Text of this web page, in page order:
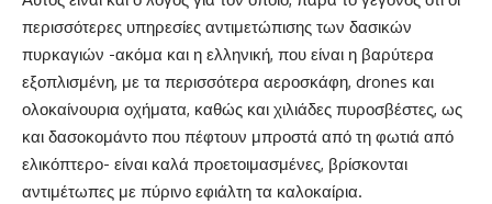
περισσότερες υπηρεσίες αντιμετώπισης των δασικών
πυρκαγιών -ακόμα και η ελληνική, που είναι η βαρύτερα
εξοπλισμένη, με τα περισσότερα αεροσκάφη, drones και
ολοκαίνουρια οχήματα, καθώς και χιλιάδες πυροσβέστες, ως
και δασοκομάντο που πέφτουν μπροστά από τη φωτιά από
ελικόπτερο- είναι καλά προετοιμασμένες, βρίσκονται
αντιμέτωπες με πύρινο εφιάλτη τα καλοκαίρια.